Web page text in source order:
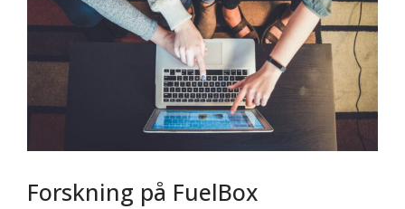
Forskning på FuelBox